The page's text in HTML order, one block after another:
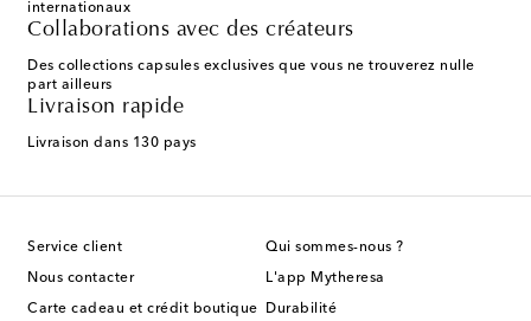
internationaux
Collaborations avec des créateurs
Des collections capsules exclusives que vous ne trouverez nulle
part ailleurs
Livraison rapide
Livraison dans 130 pays
Service client
Nous contacter
Carte cadeau et crédit boutique
Qui sommes-nous ?
L'app Mytheresa
Durabilité